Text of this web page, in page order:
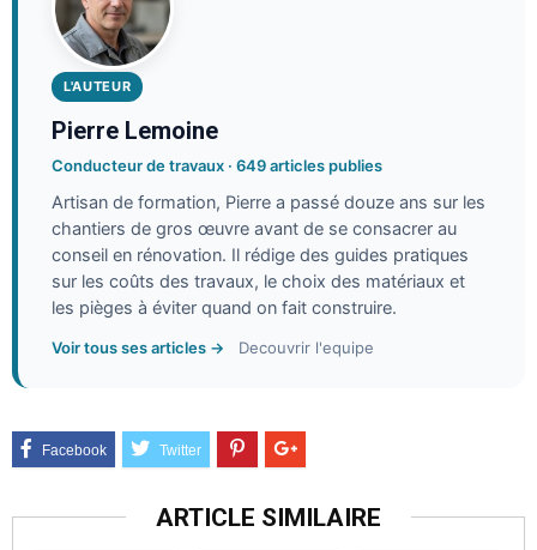
L'AUTEUR
Pierre Lemoine
Conducteur de travaux · 649 articles publies
Artisan de formation, Pierre a passé douze ans sur les
chantiers de gros œuvre avant de se consacrer au
conseil en rénovation. Il rédige des guides pratiques
sur les coûts des travaux, le choix des matériaux et
les pièges à éviter quand on fait construire.
Voir tous ses articles → Decouvrir l'equipe
ARTICLE SIMILAIRE